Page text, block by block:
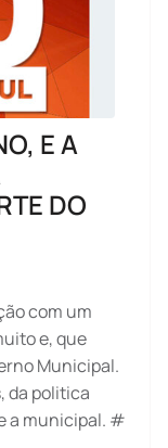
E A
DO
com um
e, que
Municipal.
da politica
a municipal. #